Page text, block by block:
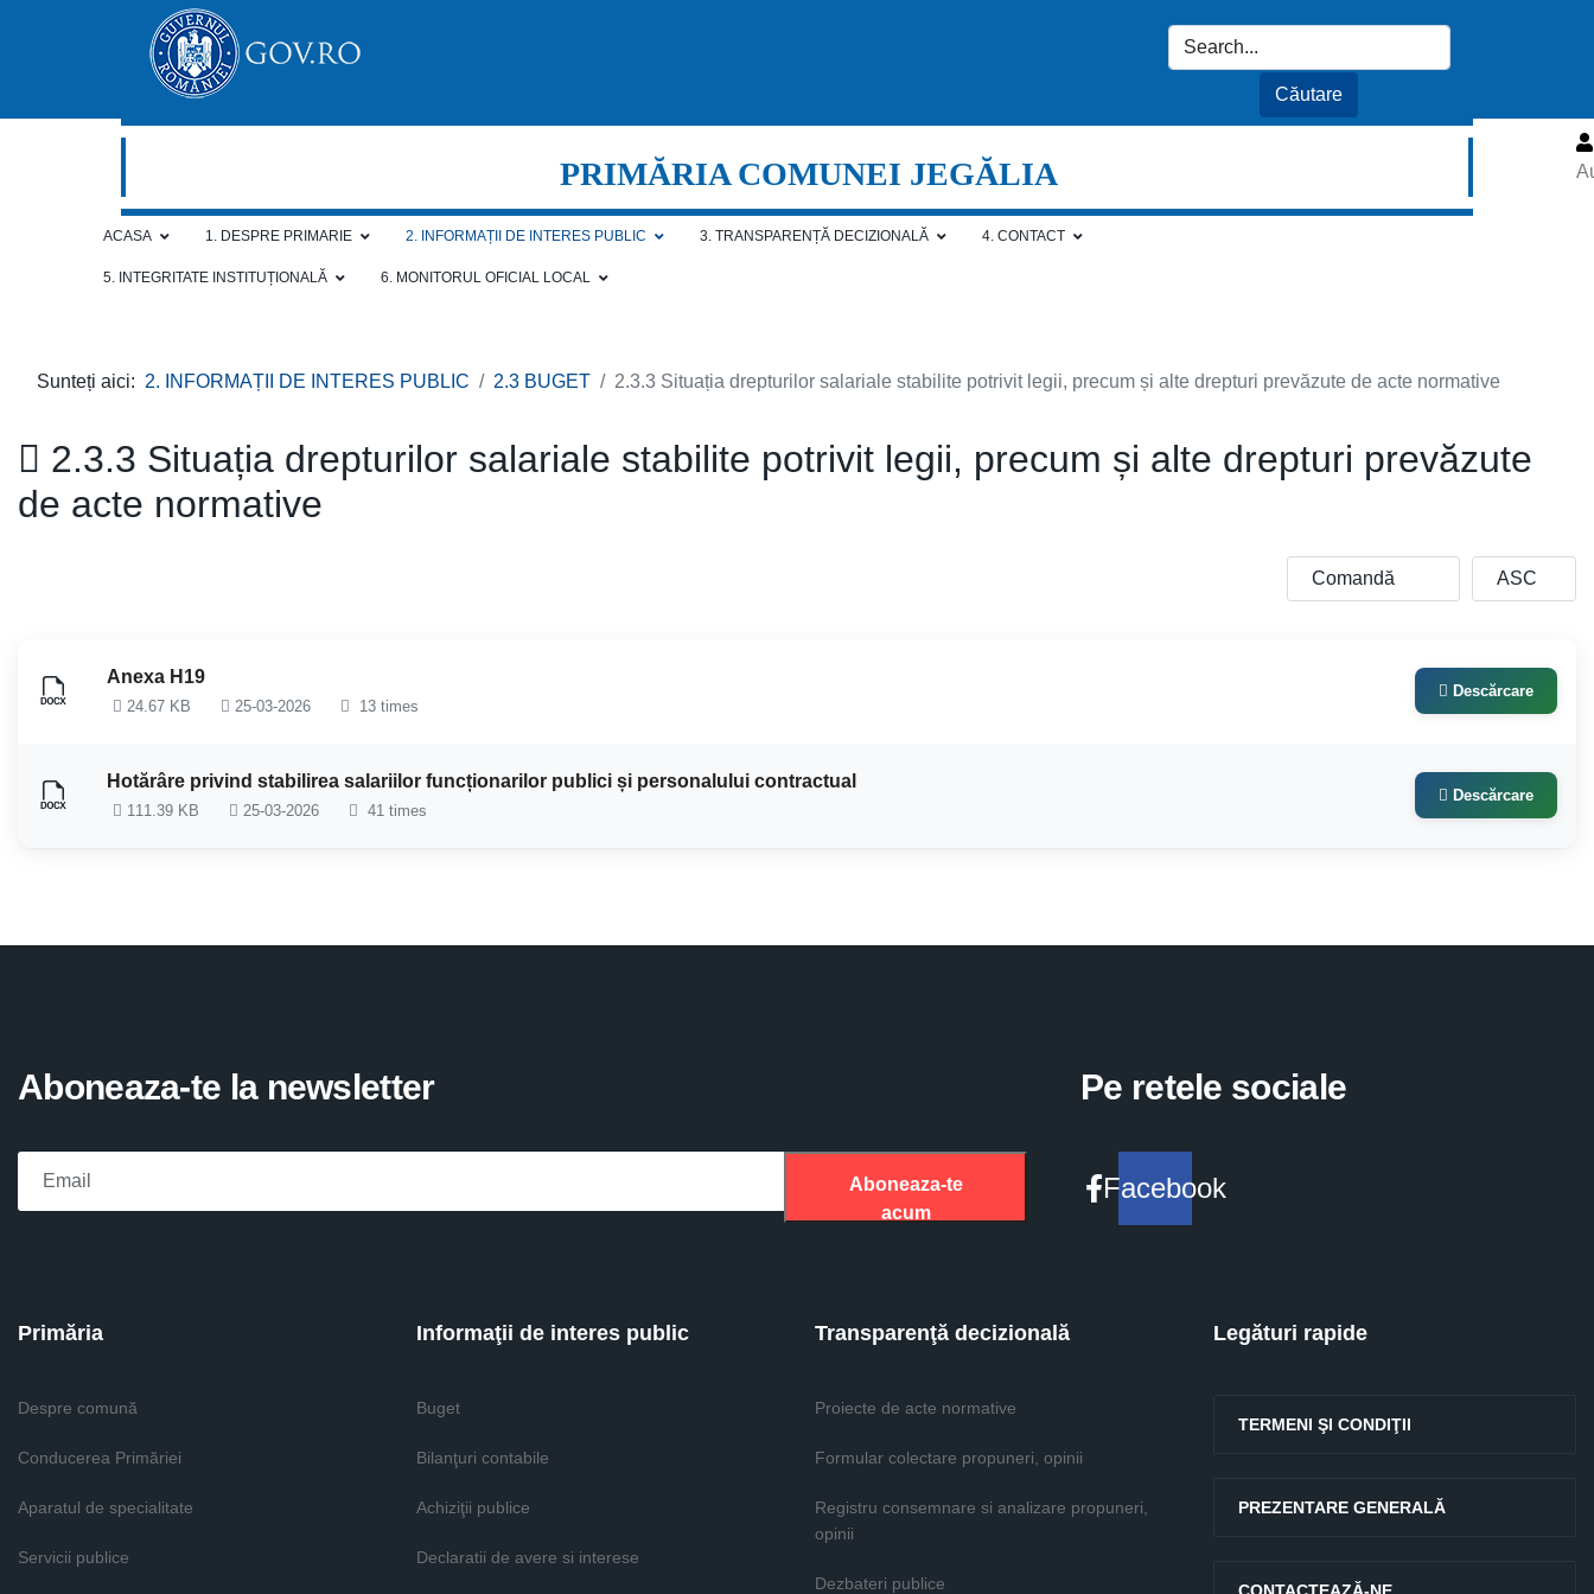
PRIMĂRIA COMUNEI JEGĂLIA
ACASA 1. DESPRE PRIMARIE 2. INFORMAȚII DE INTERES PUBLIC 3. TRANSPARENȚĂ DECIZIONALĂ 4. CONTACT
5. INTEGRITATE INSTITUȚIONALĂ 6. MONITORUL OFICIAL LOCAL
Sunteți aici: 2. INFORMAȚII DE INTERES PUBLIC 2.3 BUGET 2.3.3 Situația drepturilor salariale stabilite potrivit legii, precum și alte drepturi prevăzute de acte normative
2.3.3 Situația drepturilor salariale stabilite potrivit legii, precum și alte drepturi prevăzute
de acte normative
TITLU
DESCĂRCAREAnexa H19
24.67 KB 25-03-2026 13 times
Descărcare
Hotărâre privind stabilirea salariilor funcționarilor publici și personalului contractual
111.39 KB 25-03-2026 41 times
Descărcare
Aboneaza-te la newsletter
Aboneaza-te
acum
Pe retele sociale
Facebook
Primăria
Despre comună
Conducerea Primăriei
Aparatul de specialitate
Servicii publice
Informaţii de interes public
Buget
Bilanţuri contabile
Achiziţii publice
Declaratii de avere si interese
Transparenţă decizională
Proiecte de acte normative
Formular colectare propuneri, opinii
Registru consemnare si analizare propuneri,
opinii
Dezbateri publice
Legături rapide
TERMENI ŞI CONDIŢII
PREZENTARE GENERALĂ